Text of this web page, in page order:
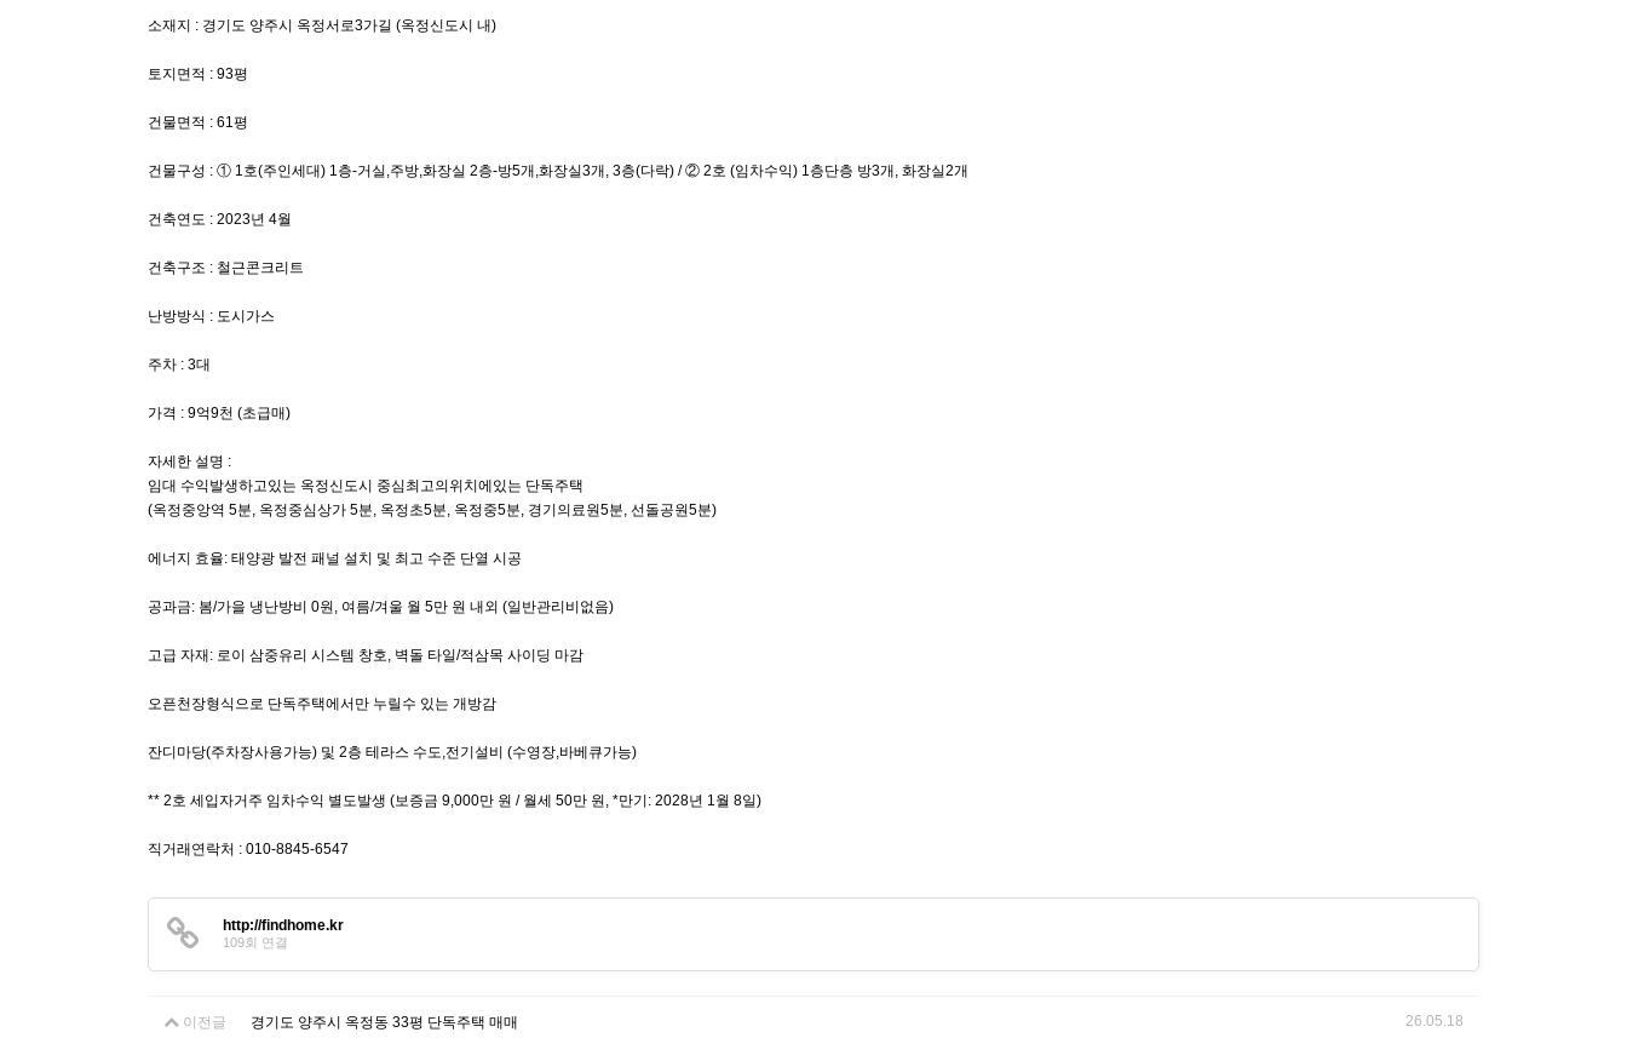
소재지 : 경기도 양주시 옥정서로3가길 (옥정신도시 내)
토지면적 : 93평
건물면적 : 61평
건물구성 : ① 1호(주인세대) 1층-거실,주방,화장실 2층-방5개,화장실3개, 3층(다락) / ② 2호 (임차수익) 1층단층 방3개, 화장실2개
건축연도 : 2023년 4월
건축구조 : 철근콘크리트
난방방식 : 도시가스
주차 : 3대
가격 : 9억9천 (초급매)
자세한 설명 :
임대 수익발생하고있는 옥정신도시 중심최고의위치에있는 단독주택
(옥정중앙역 5분, 옥정중심상가 5분, 옥정초5분, 옥정중5분, 경기의료원5분, 선돌공원5분)
에너지 효율: 태양광 발전 패널 설치 및 최고 수준 단열 시공
공과금: 봄/가을 냉난방비 0원, 여름/겨울 월 5만 원 내외 (일반관리비없음)
고급 자재: 로이 삼중유리 시스템 창호, 벽돌 타일/적삼목 사이딩 마감
오픈천장형식으로 단독주택에서만 누릴수 있는 개방감
잔디마당(주차장사용가능) 및 2층 테라스 수도,전기설비 (수영장,바베큐가능)
** 2호 세입자거주 임차수익 별도발생 (보증금 9,000만 원 / 월세 50만 원, *만기: 2028년 1월 8일)
직거래연락처 : 010-8845-6547
http://findhome.kr
109회 연결
이전글 경기도 양주시 옥정동 33평 단독주택 매매 26.05.18